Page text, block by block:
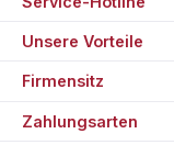
Unsere Vorteile
Firmensitz
Zahlungsarten